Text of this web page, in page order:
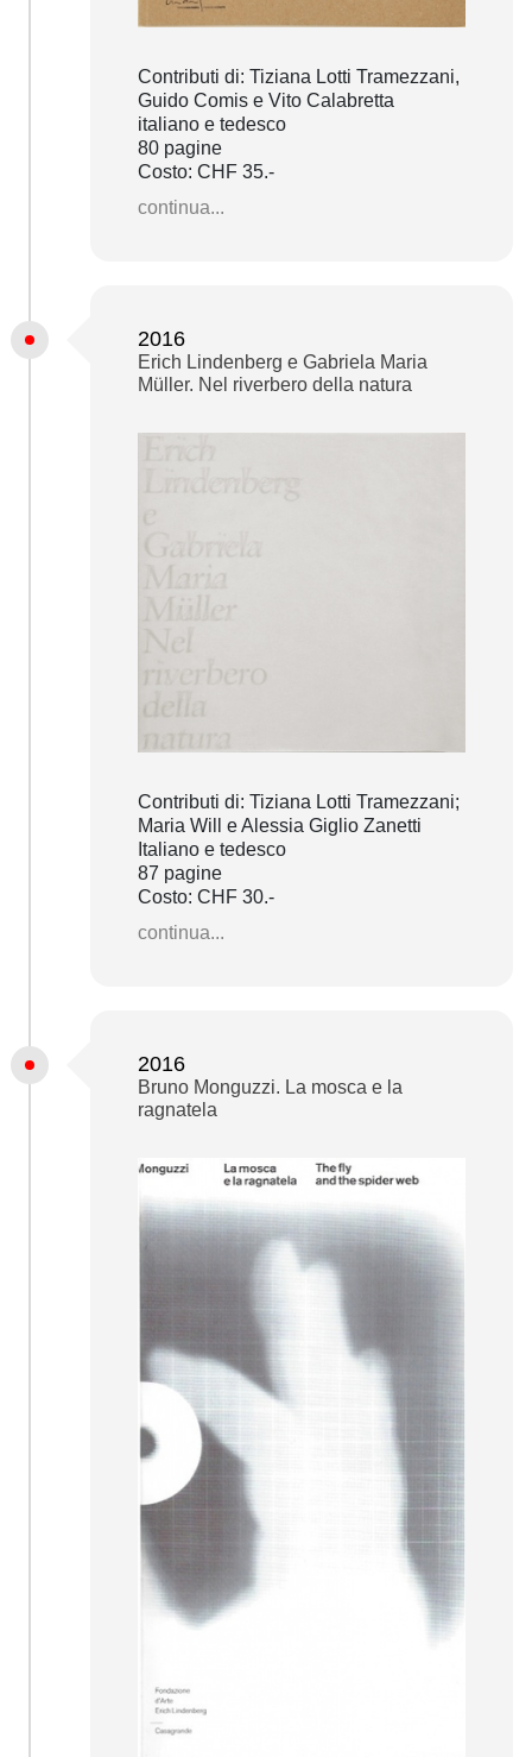
Contributi di: Tiziana Lotti Tramezzani,
Guido Comis e Vito Calabretta
italiano e tedesco
80 pagine
Costo: CHF 35.-
continua...
2016
Erich Lindenberg e Gabriela Maria
Müller. Nel riverbero della natura
Contributi di: Tiziana Lotti Tramezzani;
Maria Will e Alessia Giglio Zanetti
Italiano e tedesco
87 pagine
Costo: CHF 30.-
continua...
2016
Bruno Monguzzi. La mosca e la
ragnatela